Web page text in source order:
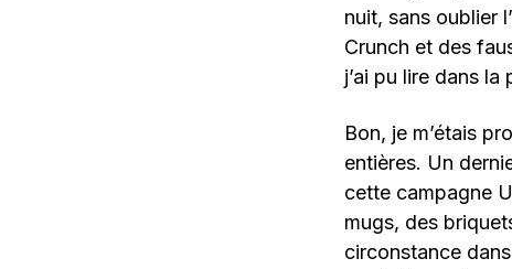
nuit, sans oublier
Crunch et des
j’ai pu lire dans
Bon, je m’étais
entières. Un
cette campagne
mugs, des
circonstance